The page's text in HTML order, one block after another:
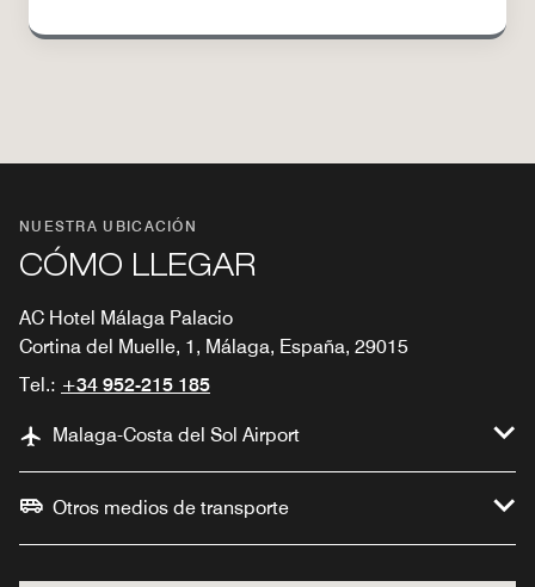
NUESTRA UBICACIÓN
CÓMO LLEGAR
AC Hotel Málaga Palacio
Cortina del Muelle, 1, Málaga, España, 29015
Tel.: +34 952-215 185
Malaga-Costa del Sol Airport
Otros medios de transporte